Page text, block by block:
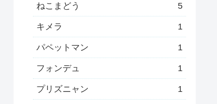
ねこまどう 5
キメラ 1
パペットマン 1
フォンデュ 1
プリズニャン 1